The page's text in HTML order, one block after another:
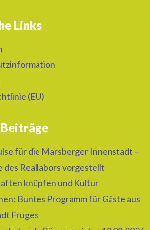
Links
(EU)
für die Marsberger Innenstadt –
des Reallabors vorgestellt
knüpfen und Kultur
Buntes Programm für Gäste aus
Fruges